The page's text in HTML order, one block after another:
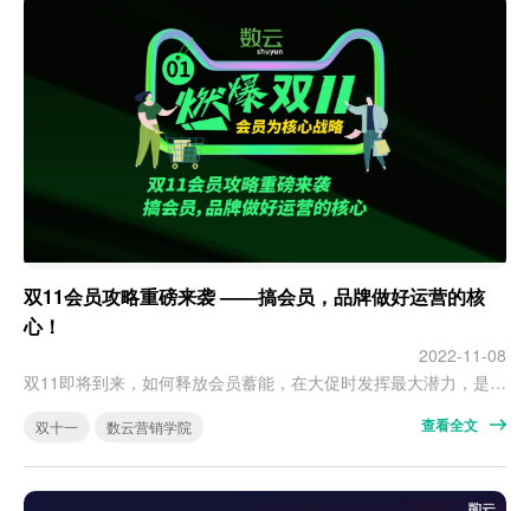
双11会员攻略重磅来袭 ——搞会员，品牌做好运营的核
心！
2022-11-08
双11即将到来，如何释放会员蓄能，在大促时发挥最大潜力，是商家在这个时间点最关注的问题。 如何赢！如何更好以“会员经营”策略，制胜双11！数云陪着你。 第一期，我们带大家了解为何要“搞会员”？ 随着2021年《个保法》出台，各平台运营重心有了明显的调整。这些调整和变化，都决定了品牌会员成为运营的核心。 会员拥有着合法的运营身份、丰富的权益体验，更有助于品牌的跨平台打通&全渠道运营。 关键动…
双十一 数云营销学院 查看全文